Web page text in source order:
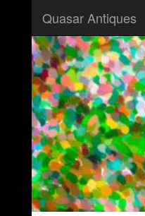
Quasar Antiques